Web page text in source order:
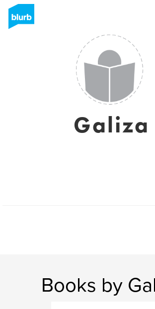
Galiza
Books by